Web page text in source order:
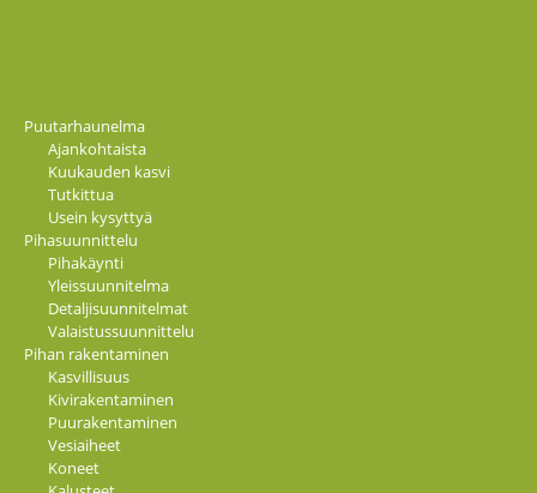
Puutarhaunelma
Ajankohtaista
Kuukauden kasvi
Tutkittua
Usein kysyttyä
Pihasuunnittelu
Pihakäynti
Yleissuunnitelma
Detaljisuunnitelmat
Valaistussuunnittelu
Pihan rakentaminen
Kasvillisuus
Kivirakentaminen
Puurakentaminen
Vesiaiheet
Koneet